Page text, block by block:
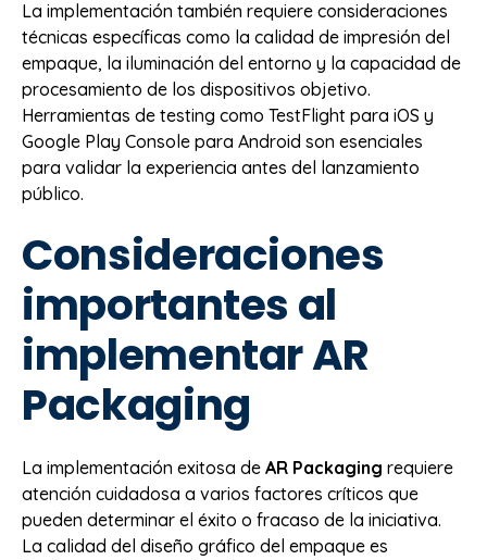
La implementación también requiere consideraciones
técnicas específicas como la calidad de impresión del
empaque, la iluminación del entorno y la capacidad de
procesamiento de los dispositivos objetivo.
Herramientas de testing como TestFlight para iOS y
Google Play Console para Android son esenciales
para validar la experiencia antes del lanzamiento
público.
Consideraciones
importantes al
implementar AR
Packaging
La implementación exitosa de AR Packaging requiere
atención cuidadosa a varios factores críticos que
pueden determinar el éxito o fracaso de la iniciativa.
La calidad del diseño gráfico del empaque es